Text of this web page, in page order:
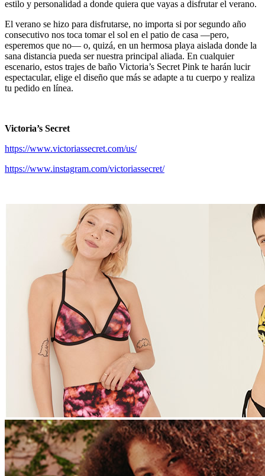
estilo y personalidad a donde quiera que vayas a disfrutar el verano.
El verano se hizo para disfrutarse, no importa si por segundo año
consecutivo nos toca tomar el sol en el patio de casa —pero,
esperemos que no— o, quizá, en un hermosa playa aislada donde la
sana distancia pueda ser nuestra principal aliada. En cualquier
escenario, estos trajes de baño Victoria’s Secret Pink te harán lucir
espectacular, elige el diseño que más se adapte a tu cuerpo y realiza
tu pedido en línea.
Victoria’s Secret
https://www.victoriassecret.com/us/
https://www.instagram.com/victoriassecret/